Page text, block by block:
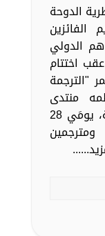
الدوحة
تكريم الفائزين
الدولي
اختتام
"الترجمة
منتدى
العلاقات العربية والدولية بالدوحة، يومَي 28
ومترجمين